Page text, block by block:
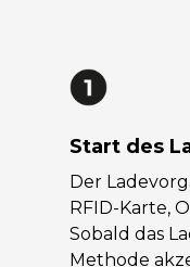
Start des
Der
RFID-Karte,
Sobald das
Methode